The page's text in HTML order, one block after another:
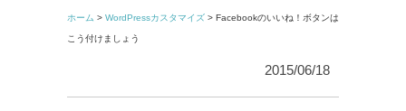
ホーム > WordPressカスタマイズ > Facebookのいいね！ボタンは
こう付けましょう
2015/06/18